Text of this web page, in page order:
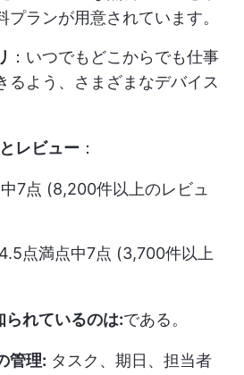
プランが用意されています。
：いつでもどこからでも仕事
るよう、さまざまなデバイス
レビュー ：
7点 (8,200件以上のレビュ
点満点中7点 (3,700件以上
れているのは:である。
管理: タスク、期日、担当者